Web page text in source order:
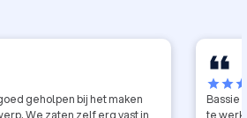
geholpen bij het maken
We zaten zelf erg vast in
starstar
Bassie
te